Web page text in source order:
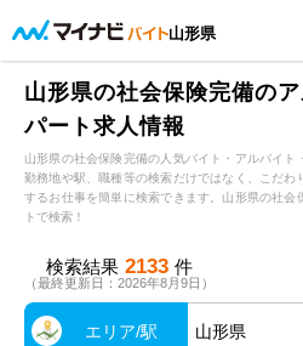
山形県
山形県の社会保険完備の
パート求人情報
山形県の社会保険完備の人気バイト・アルバイト
勤務地や駅、職種等の検索だけではなく、こだわ
するお仕事を簡単に検索できます。山形県の社会
トで検索！
検索結果 2133 件
（最終更新日：2026年8月9日）
エリア/駅 山形県